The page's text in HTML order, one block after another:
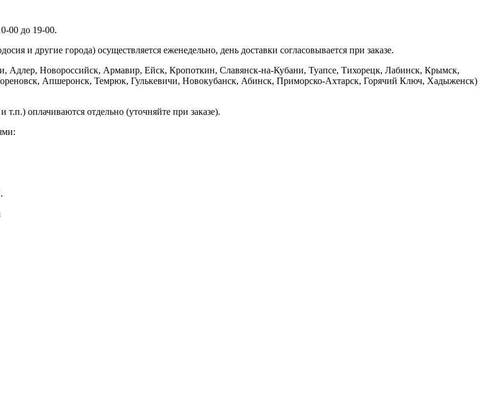
00 до 19-00.
и другие города) осуществляется еженедельно, день доставки согласовывается при заказе.
Адлер, Новороссийск, Армавир, Ейск, Кропоткин, Славянск-на-Кубани, Туапсе, Тихорецк, Лабинск, Крымск,
Апшеронск, Темрюк, Гулькевичи, Новокубанск, Абинск, Приморско-Ахтарск, Горячий Ключ, Хадыженск)
оплачиваются отдельно (уточняйте при заказе).